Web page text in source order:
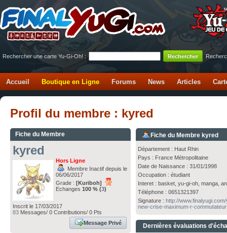
Rechercher une carte Yu-Gi-Oh! :
Accueil Boutique en Ligne Forums News Articles
Profil du membre : kyred
Fiche du Membre
kyred
Hors Ligne
Membre Inactif depuis le
06/06/2017
Grade : [Kuriboh]
Echanges 100 % (3)
Inscrit le 17/03/2017
83 Messages/ 0 Contributions/ 0 Pts
Message Privé
Fiche du Membre kyred
Département : Haut Rhin
Pays : France Métropolitaine
Date de Naissance : 31/01/1998
Occupation : étudiant
Interet : basket, yu-gi-oh, manga,
Téléphone : 0651321397
Signature :http://
new-crise-maximum-r-
Dernières évaluations